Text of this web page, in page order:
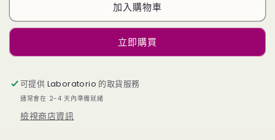
的
笔
數
量
的
笔
數
加入購物車
立即購買
可提供 Laboratorio 的取貨服務
通常會在 2-4 天內準備就緒
檢視商店資訊